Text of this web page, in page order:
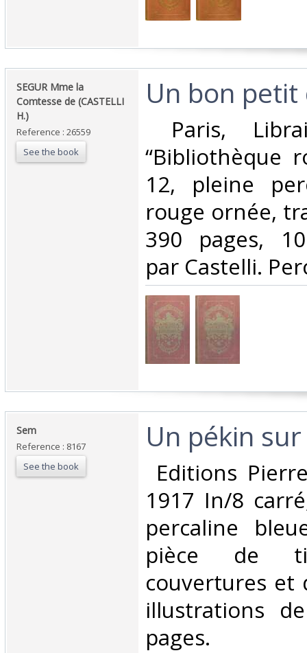
‎SEGUR Mme la
Comtesse de (CASTELLI
H.)‎
Reference : 26559
See the book
‎Un bon petit
Paris,
“Bibliothèque
12, pleine
rouge ornée,
390 pages,
par Castelli.
‎Sem‎
Reference : 8167
See the book
‎Un pékin
Editions
1917 In/8
percaline
pièce de
couvertures et
illustrations
pages.‎